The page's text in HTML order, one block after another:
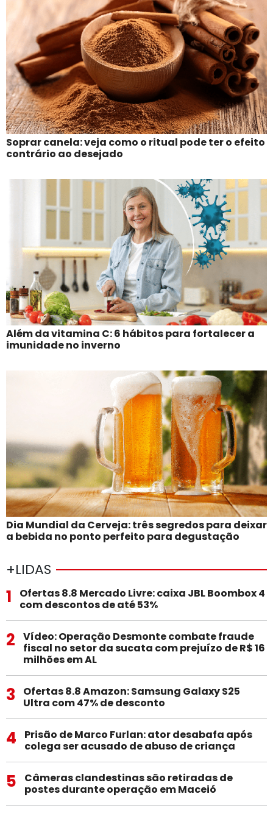
Soprar canela: veja como o ritual pode ter o efeito
contrário ao desejado
Além da vitamina C: 6 hábitos para fortalecer a
imunidade no inverno
Dia Mundial da Cerveja: três segredos para deixar
a bebida no ponto perfeito para degustação
+LIDAS
1
Ofertas 8.8 Mercado Livre: caixa JBL Boombox 4
com descontos de até 53%
2
Vídeo: Operação Desmonte combate fraude
fiscal no setor da sucata com prejuízo de R$ 16
milhões em AL
3
Ofertas 8.8 Amazon: Samsung Galaxy S25
Ultra com 47% de desconto
4
Prisão de Marco Furlan: ator desabafa após
colega ser acusado de abuso de criança
5
Câmeras clandestinas são retiradas de
postes durante operação em Maceió